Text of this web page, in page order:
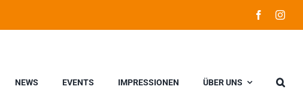
NEWS EVENTS IMPRESSIONEN ÜBER UNS